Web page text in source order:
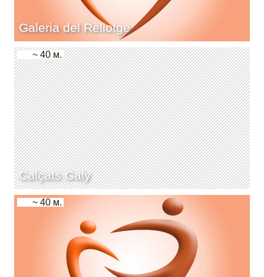
Galeria del Rellotge
Calçats Galy
~ 40 м.
~ 40 м.